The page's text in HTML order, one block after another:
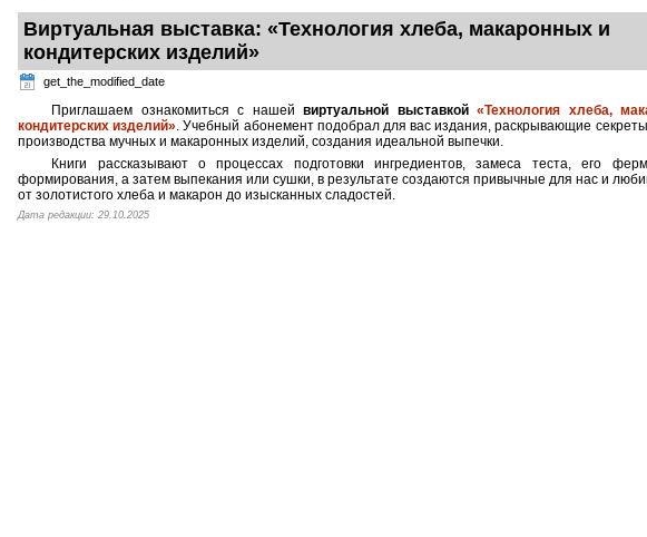
Виртуальная выставка: «Технология хлеба, макаронных и
кондитерских изделий»
get_the_modified_date
Приглашаем ознакомиться с нашейвиртуальной выставкой«Технология хлеба,
кондитерских изделий». Учебный абонемент подобрал для вас издания, раскрывающие секреты
производства мучных и макаронных изделий, создания идеальной выпечки.
Книги рассказывают о процессах подготовки ингредиентов, замеса теста, его
формирования, а затем выпекания или сушки, в результате создаются привычные для нас и
от золотистого хлеба и макарон до изысканных сладостей.
Дата редакции: 29.10.2025